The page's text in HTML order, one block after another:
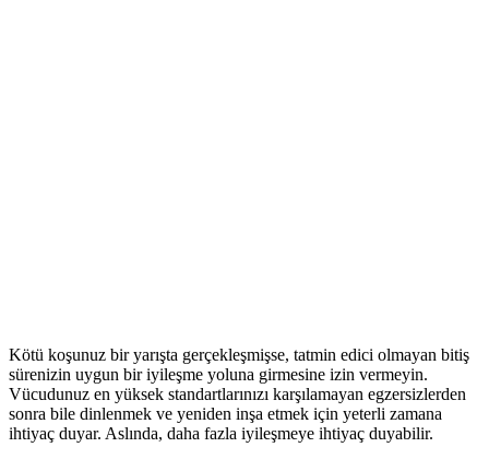
Kötü koşunuz bir yarışta gerçekleşmişse, tatmin edici olmayan bitiş
sürenizin uygun bir iyileşme yoluna girmesine izin vermeyin.
Vücudunuz en yüksek standartlarınızı karşılamayan egzersizlerden
sonra bile dinlenmek ve yeniden inşa etmek için yeterli zamana
ihtiyaç duyar. Aslında, daha fazla iyileşmeye ihtiyaç duyabilir.